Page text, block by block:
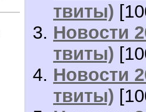
твиты)
Новости
твиты)
Новости
твиты)